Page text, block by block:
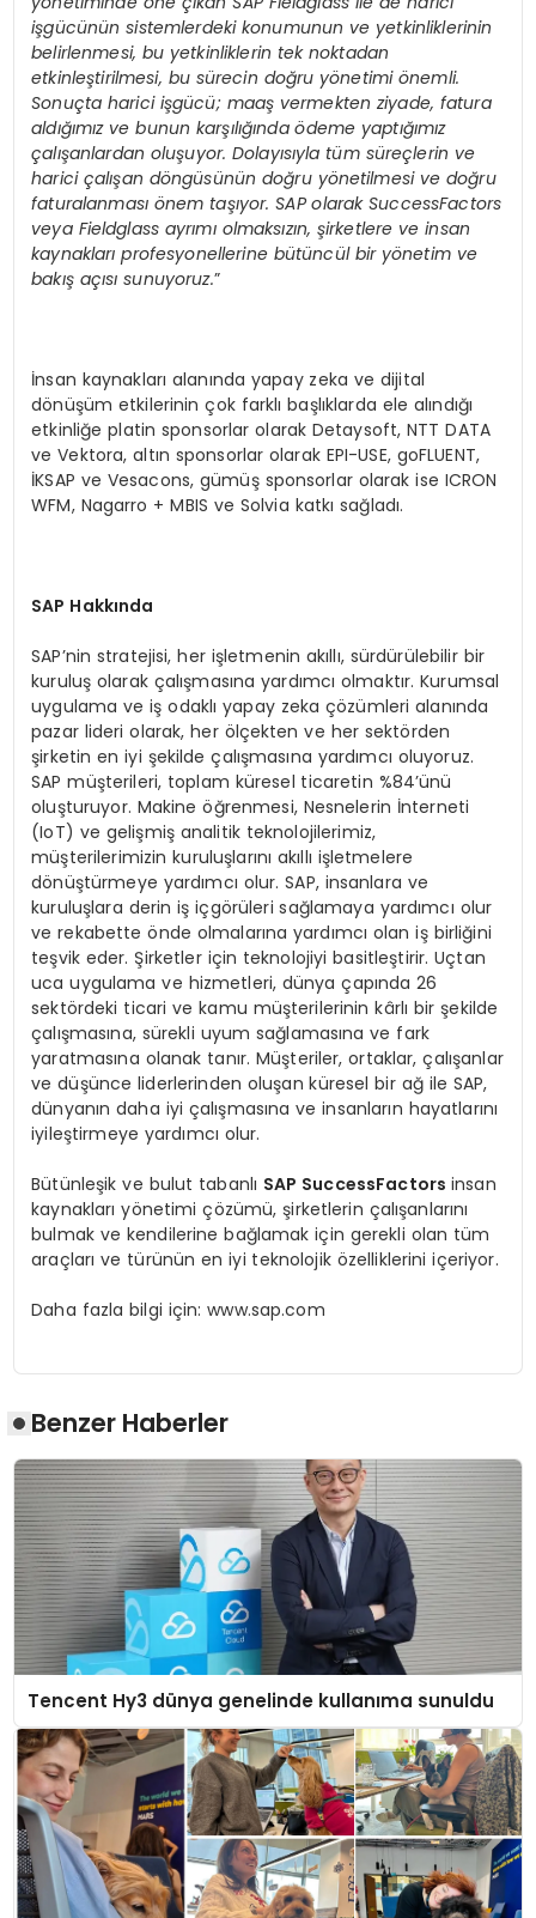
işgücünün sistemlerdeki konumunun ve yetkinliklerinin
belirlenmesi, bu yetkinliklerin tek noktadan
etkinleştirilmesi, bu sürecin doğru yönetimiönemli.
Sonuçta harici işgücü; maaş vermekten ziyade, fatura
aldığımız ve bunun karşılığındaödeme yaptığımız
çalışanlardan oluşuyor. Dolayısıyla tüm süreçlerin ve
harici çalışan döngüsünün doğru yönetilmesi ve doğru
faturalanması önem taşıyor. SAP olarak SuccessFactors
veya Fieldglass ayrımı olmaksızın, şirketlere ve insan
kaynakları profesyonellerine bütüncül bir yönetim ve
bakış açısı sunuyoruz.”
İnsan kaynakları alanında yapay zeka ve dijital
dönüşüm etkilerinin çok farklı başlıklarda ele alındığı
etkinliğe platin sponsorlar olarak Detaysoft, NTT DATA
ve Vektora, altın sponsorlar olarak EPI-USE, goFLUENT,
İKSAP ve Vesacons, gümüş sponsorlar olarak ise ICRON
WFM, Nagarro + MBIS ve Solvia katkı sağladı.
SAP Hakkında
SAP’nin stratejisi, her işletmenin akıllı, sürdürülebilir bir
kuruluş olarak çalışmasına yardımcı olmaktır. Kurumsal
uygulama ve iş odaklı yapay zeka çözümleri alanında
pazar lideri olarak, her ölçekten ve her sektörden
şirketin en iyi şekilde çalışmasına yardımcı oluyoruz.
SAP müşterileri, toplam küresel ticaretin %84’ünü
oluşturuyor. Makine öğrenmesi, Nesnelerin İnterneti
(IoT) ve gelişmiş analitik teknolojilerimiz,
müşterilerimizin kuruluşlarını akıllı işletmelere
dönüştürmeye yardımcı olur. SAP, insanlara ve
kuruluşlara derin iş içgörüleri sağlamaya yardımcı olur
ve rekabette önde olmalarına yardımcı olan iş birliğini
teşvik eder. Şirketler için teknolojiyi basitleştirir. Uçtan
uca uygulama ve hizmetleri, dünya çapında 26
sektördeki ticari ve kamu müşterilerinin kârlı bir şekilde
çalışmasına, sürekli uyum sağlamasına ve fark
yaratmasına olanak tanır. Müşteriler, ortaklar, çalışanlar
ve düşünce liderlerinden oluşan küresel bir ağ ile SAP,
dünyanın daha iyi çalışmasına ve insanların hayatlarını
iyileştirmeye yardımcı olur.
Bütünleşik ve bulut tabanlı SAP SuccessFactors insan
kaynakları yönetimi çözümü, şirketlerin çalışanlarını
bulmak ve kendilerine bağlamak için gerekli olan tüm
araçları ve türünün en iyi teknolojik özelliklerini içeriyor.
Daha fazla bilgi için: www.sap.com
Benzer Haberler
Tencent Hy3 dünya genelinde kullanıma sunuldu